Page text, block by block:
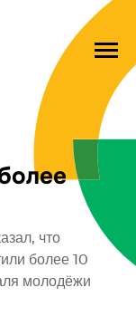
что
более 10
молодёжи